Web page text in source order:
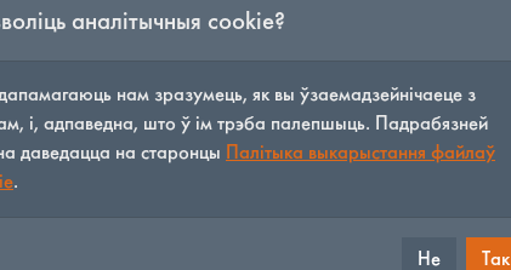
аналітычныя cookie?
нам зразумець, як вы ўзаемадзейнічаеце з
і, адпаведна, што ў ім трэба палепшыць. Падрабязней
даведацца на старонцы Палітыка выкарыстання файлаў
.
Не Так